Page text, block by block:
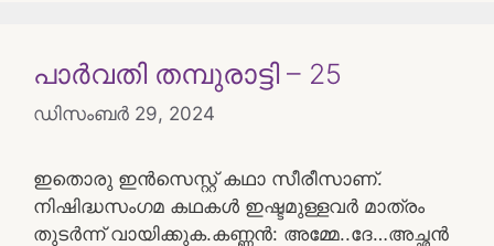
പാർവതി തമ്പുരാട്ടി – 25
ഡിസംബർ 29, 2024
ഇതൊരു ഇൻസെസ്റ്റ് കഥാ സീരീസാണ്.
നിഷിദ്ധസംഗമ കഥകൾ ഇഷ്ടമുള്ളവർ മാത്രം
തുടർന്ന് വായിക്കുക.കണ്ണൻ: അമ്മേ..ദേ…അച്ഛൻ